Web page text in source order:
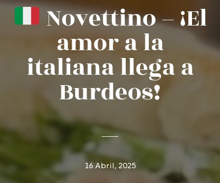
Novettino – ¡El
amor a la
italiana llega a
Burdeos!
16 Abril, 2025